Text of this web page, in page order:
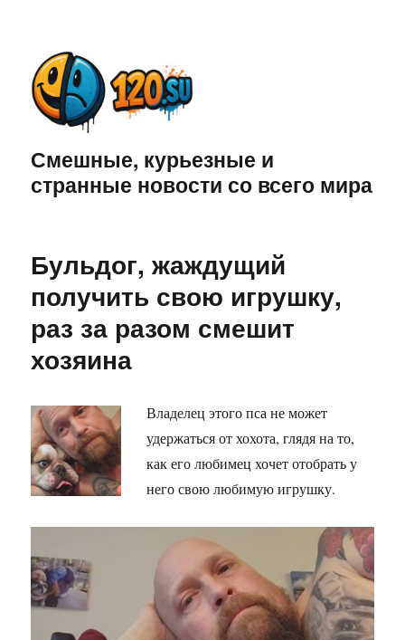
Смешные, курьезные и
странные новости со всего мира
Бульдог, жаждущий
получить свою игрушку,
раз за разом смешит
хозяина
Владелец этого пса не может
удержаться от хохота, глядя на то,
как его любимец хочет отобрать у
него свою любимую игрушку.